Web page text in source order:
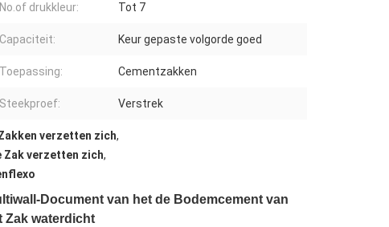
No.of drukkleur: Tot 7
Capaciteit: Keur gepaste volgorde goed
Toepassing: Cementzakken
Steekproef: Verstrek
verzetten zich,
Zak verzetten zich,
Document van het de Bodemcement van
Zak waterdicht